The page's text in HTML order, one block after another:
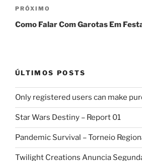
Próximo
post
PRÓXIMO
Como Falar Com Garotas Em
ÚLTIMOS POSTS
Only registered users can make
Star Wars Destiny – Report 01
Pandemic Survival – Torneio
Twilight Creations Anuncia